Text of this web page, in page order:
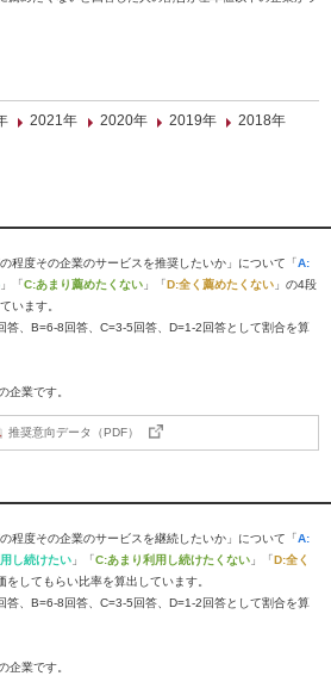
2021年 2020年 2019年
2018年
程度その企業のサービスを推奨したいか」について「A:
」「C:あまり薦めたくない 」「D:全く薦めたくない 」の4段
います。
、B=6-8回答、C=3-5回答、D=1-2回答として割合を算
企業です。
推奨意向データ（PDF）
程度その企業のサービスを継続したいか」について「A:
し続けたい 」「C:あまり利用し続けたくない 」「D:全く
をしてもらい比率を算出しています。
、B=6-8回答、C=3-5回答、D=1-2回答として割合を算
企業です。